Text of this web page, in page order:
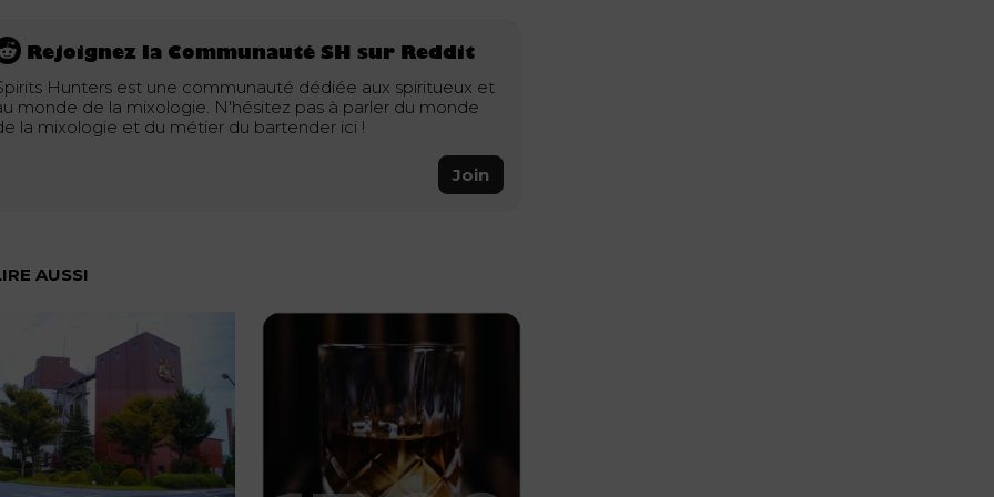
Rejoignez la Communauté SH sur Reddit
Hunters est une communauté dédiée aux spiritueux et
monde de la mixologie. N'hésitez pas à parler du monde
la mixologie et du métier du bartender ici !
Join
AUSSI